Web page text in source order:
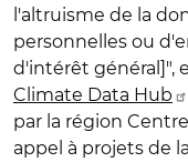
l'altruisme de la
personnelles ou
d'intérêt général]",
Climate Data Hub
par la région
appel à projets de